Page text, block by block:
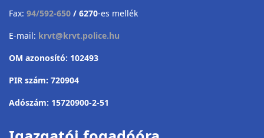
Fax: 94/592-650 / 6270-es mellék
E-mail: krvt@krvt.police.hu
OM azonosító: 102493
PIR szám: 720904
Adószám: 15720900-2-51